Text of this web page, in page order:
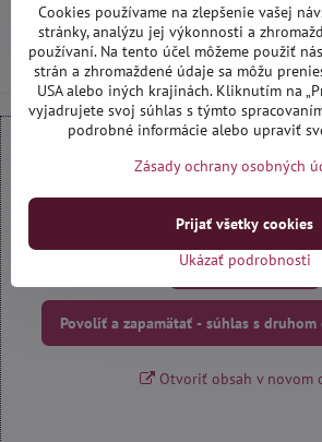
Vaničky do kufra
Externý obsah je blokovaný
Prajete si načítať externý
Povoliť tentokrát
Povoliť a zapamätať - súhlas s druhom
Otvoriť obsah v novom
Cookies používame na zlepšenie vašej
stránky, analýzu jej výkonnosti a
používaní. Na tento účel môžeme použiť
strán a zhromaždené údaje sa môžu
USA alebo iných krajinách. Kliknutím na
vyjadrujete svoj súhlas s týmto
podrobné informácie alebo upraviť
Zásady ochrany osobných
Ukázať podrobnosti
Prijať všetky cookies